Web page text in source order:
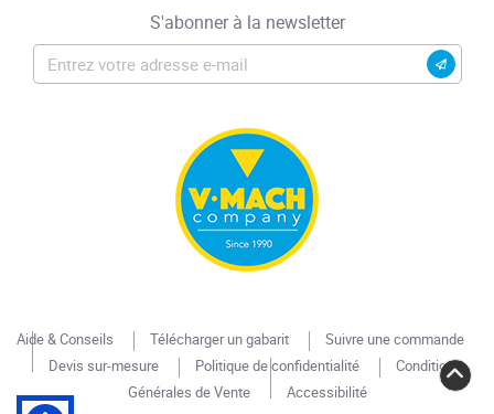
S'abonner à la newsletter
Aide & Conseils Télécharger un gabarit
Suivre une commande
Devis sur-mesure
Politique de confidentialité
Conditions
Générales de Vente
Accessibilité